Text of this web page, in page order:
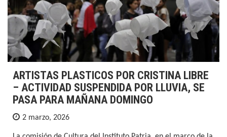
ARTISTAS PLASTICOS POR CRISTINA LIBRE
– ACTIVIDAD SUSPENDIDA POR LLUVIA, SE
PASA PARA MAÑANA DOMINGO
2 marzo, 2026